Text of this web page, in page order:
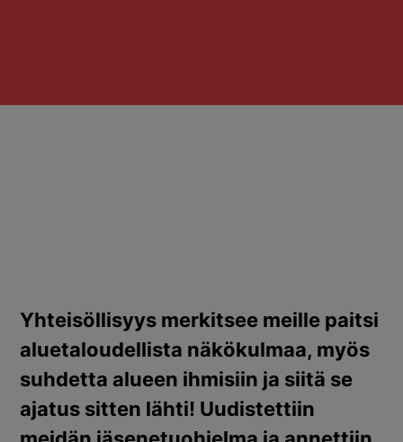
Yhteisöllisyys merkitsee meille paitsi
aluetaloudellista näkökulmaa, myös
suhdetta alueen ihmisiin ja siitä se
ajatus sitten lähti! Uudistettiin